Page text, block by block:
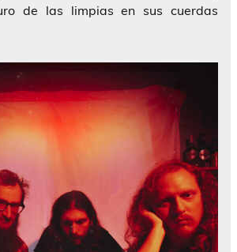
de las limpias en sus cuerdas